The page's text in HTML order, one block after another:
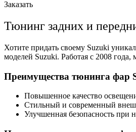
Заказать
Тюнинг задних и
Хотите придать своему Suzuki
моделей Suzuki. Работая с 2008
Преимущества тюнинга фар
Повышенное качество
Стильный и современный
Улучшенная безопасность при